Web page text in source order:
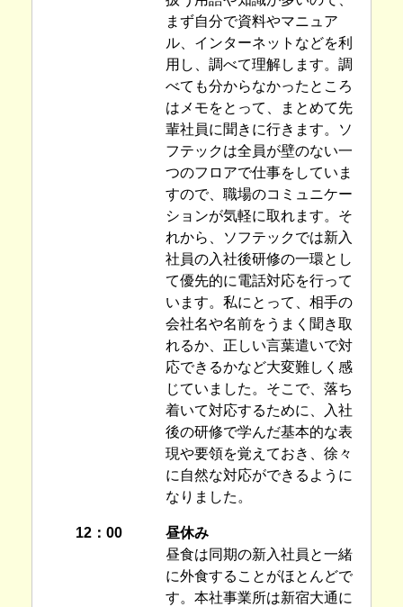
まず自分で資料やマニュア
ル、インターネットなどを利
用し、調べて理解します。調
べても分からなかったところ
はメモをとって、まとめて先
輩社員に聞きに行きます。ソ
フテックは全員が壁のない一
つのフロアで仕事をしていま
すので、職場のコミュニケー
ションが気軽に取れます。そ
れから、ソフテックでは新入
社員の入社後研修の一環とし
て優先的に電話対応を行って
います。私にとって、相手の
会社名や名前をうまく聞き取
れるか、正しい言葉遣いで対
応できるかなど大変難しく感
じていました。そこで、落ち
着いて対応するために、入社
後の研修で学んだ基本的な表
現や要領を覚えておき、徐々
に自然な対応ができるように
なりました。
12：00
昼休み
昼食は同期の新入社員と一緒
に外食することがほとんどで
す。本社事業所は新宿大通に